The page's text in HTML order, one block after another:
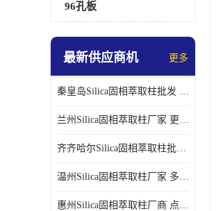
96孔板
最新供应商机 更多
秦皇岛Silica固相萃取柱批发 更多请咨询
兰州Silica固相萃取柱厂家 更多请咨询
齐齐哈尔Silica固相萃取柱批发 更多请咨询
温州Silica固相萃取柱厂家 多种规格
惠州Silica固相萃取柱厂商 点击查询更多